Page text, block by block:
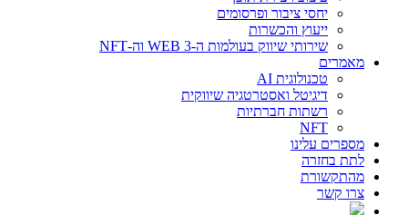
יחסי ציבור ופרסומים
ייעוץ והכשרות
שירותי שיווק בעולמות ה-WEB 3 וה-NFT
מאמרים
טכנולוגית AI
דיגיטל ואסטרטגיה שיווקית
רשתות חברתיות
NFT
מספרים עלינו
לתת בחזרה
מהתקשורת
צרו קשר